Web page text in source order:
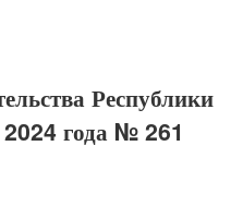
Республики
2024 года № 261